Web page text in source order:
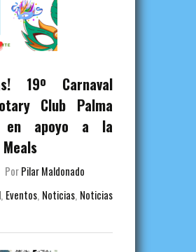
19º Carnaval
Club Palma
en apoyo a la
Meals
PorPilar Maldonado
, Eventos, Noticias, Noticias